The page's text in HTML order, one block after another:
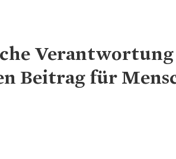
Beitrag für